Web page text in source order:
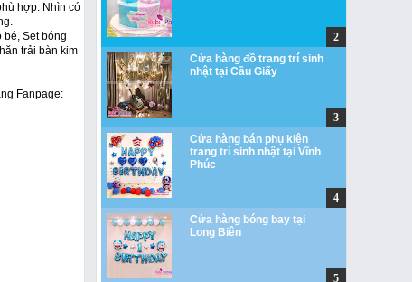
hợp. Nhìn có
bé, Set bóng
trải bàn kim
Fanpage:
Cửa hàng đồ trang trí sinh
nhật tại Cầu Giấy
Cửa hàng bán phụ kiện
trang trí sinh nhật tại Vĩnh
Phúc
Cửa hàng bóng bay tại
Long Biên